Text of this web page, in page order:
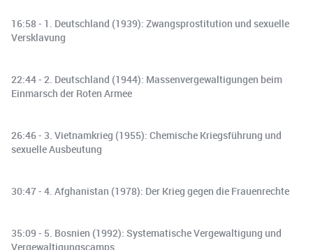
16:58 - 1. Deutschland (1939): Zwangsprostitution und sexuelle
Versklavung
22:44 - 2. Deutschland (1944): Massenvergewaltigungen beim
Einmarsch der Roten Armee
26:46 - 3. Vietnamkrieg (1955): Chemische Kriegsführung und
sexuelle Ausbeutung
30:47 - 4. Afghanistan (1978): Der Krieg gegen die Frauenrechte
35:09 - 5. Bosnien (1992): Systematische Vergewaltigung und
Vergewaltigungscamps